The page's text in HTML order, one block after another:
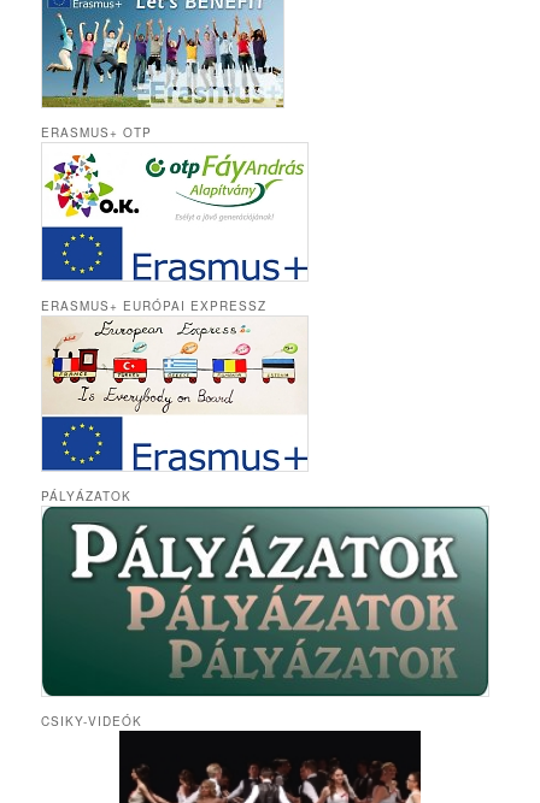
ERASMUS+ OTP
ERASMUS+ EURÓPAI EXPRESSZ
PÁLYÁZATOK
CSIKY-VIDEÓK